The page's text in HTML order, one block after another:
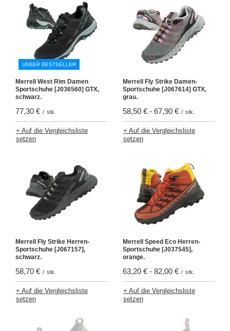
UNSER BESTSELLER
Merrell West Rim Damen
Sportschuhe [J036560] GTX,
schwarz.
77,30 € / stk.
+ Auf die Vergleichsliste
setzen
Merrell Fly Strike Damen-
Sportschuhe [J067614] GTX,
grau.
58,50 € - 67,90 € / stk.
+ Auf die Vergleichsliste
setzen
Merrell Fly Strike Herren-
Sportschuhe [J067157],
schwarz.
58,70 € / stk.
+ Auf die Vergleichsliste
setzen
Merrell Speed ​​​​Eco Herren-
Sportschuhe [J037545],
orange.
63,20 € - 82,00 € / stk.
+ Auf die Vergleichsliste
setzen